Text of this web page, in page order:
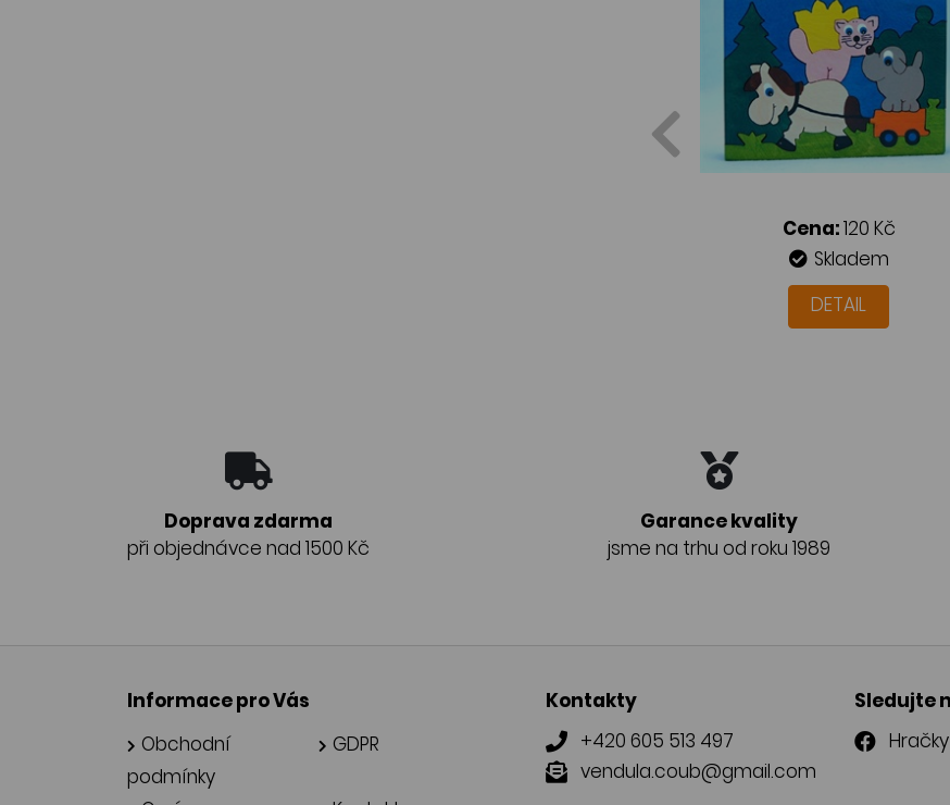
Cena:120 Kč
Skladem
DETAIL
Doprava zdarma
při objednávce nad 1500 Kč
Garance kvality
jsme na trhu od roku 1989
Informace pro Vás
Obchodní
podmínky
GDPR
Kontakty
+420 605 513 497
vendula.coub@gmail.com
Sledujte